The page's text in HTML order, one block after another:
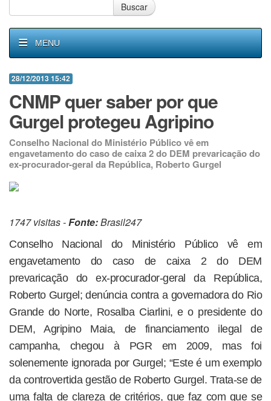
Buscar
MENU
28/12/2013 15:42
CNMP quer saber por que
Gurgel protegeu Agripino
Conselho Nacional do Ministério Público vê em
engavetamento do caso de caixa 2 do DEM prevaricação do
ex-procurador-geral da República, Roberto Gurgel
1747 visitas -Fonte:Brasil247
Conselho Nacional do Ministério Público vê em
engavetamento do caso de caixa 2 do DEM
prevaricação do ex-procurador-geral da República,
Roberto Gurgel; denúncia contra a governadora do Rio
Grande do Norte, Rosalba Ciarlini, e o presidente do
DEM, Agripino Maia, de financiamento ilegal de
campanha, chegou à PGR em 2009, mas foi
solenemente ignorada por Gurgel; “Este é um exemplo
da controvertida gestão de Roberto Gurgel. Trata-se de
uma falta de clareza de critérios, que faz com que se